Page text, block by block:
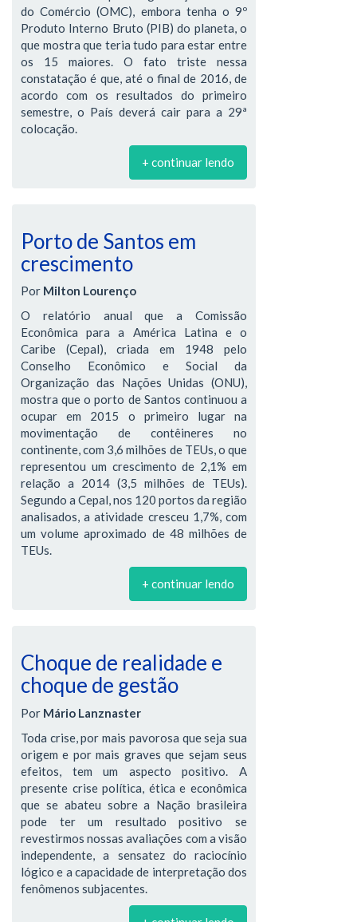
do Comércio (OMC), embora tenha o 9º
Produto Interno Bruto (PIB) do planeta, o
que mostra que teria tudo para estar entre
os 15 maiores. O fato triste nessa
constatação é que, até o final de 2016, de
acordo com os resultados do primeiro
semestre, o País deverá cair para a 29ª
colocação.
+ continuar lendo
Porto de Santos em
crescimento
Por Milton Lourenço
O relatório anual que a Comissão
Econômica para a América Latina e o
Caribe (Cepal), criada em 1948 pelo
Conselho Econômico e Social da
Organização das Nações Unidas (ONU),
mostra que o porto de Santos continuou a
ocupar em 2015 o primeiro lugar na
movimentação de contêineres no
continente, com 3,6 milhões de TEUs, o que
representou um crescimento de 2,1% em
relação a 2014 (3,5 milhões de TEUs).
Segundo a Cepal, nos 120 portos da região
analisados, a atividade cresceu 1,7%, com
um volume aproximado de 48 milhões de
TEUs.
+ continuar lendo
Choque de realidade e
choque de gestão
Por Mário Lanznaster
Toda crise, por mais pavorosa que seja sua
origem e por mais graves que sejam seus
efeitos, tem um aspecto positivo. A
presente crise política, ética e econômica
que se abateu sobre a Nação brasileira
pode ter um resultado positivo se
revestirmos nossas avaliações com a visão
independente, a sensatez do raciocínio
lógico e a capacidade de interpretação dos
fenômenos subjacentes.